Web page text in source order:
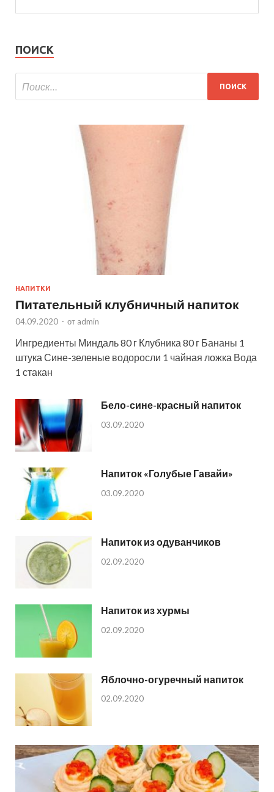
ПОИСК
НАПИТКИ
Питательный клубничный напиток
04.09.2020 - от admin
Ингредиенты Миндаль 80 г Клубника 80 г Бананы 1
штука Сине-зеленые водоросли 1 чайная ложка Вода
1 стакан
Бело-сине-красный напиток
03.09.2020
Напиток «Голубые Гавайи»
03.09.2020
Напиток из одуванчиков
02.09.2020
Напиток из хурмы
02.09.2020
Яблочно-огуречный напиток
02.09.2020